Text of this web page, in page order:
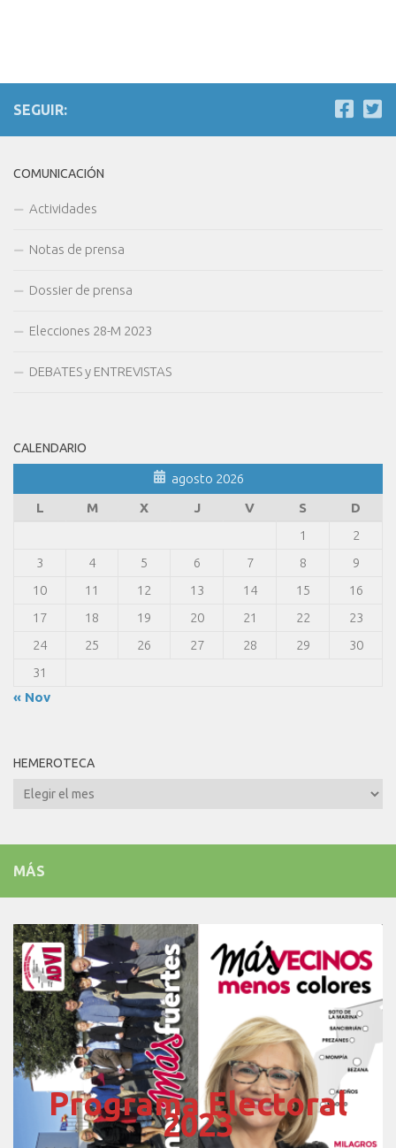
SEGUIR:
COMUNICACIÓN
Actividades
Notas de prensa
Dossier de prensa
Elecciones 28-M 2023
DEBATES y ENTREVISTAS
CALENDARIO
agosto 2026
L
M X J V S
D
1
2
3
4 5 6 7 8
9
10
11 12 13 14 15
16
17
18 19 20 21 22
23
24
25 26 27 28 29
30
31
« Nov
HEMEROTECA
Hemeroteca
MÁS
Programa Electoral
2023